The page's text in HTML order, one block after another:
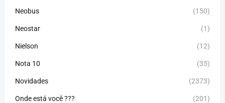
Neobus (150)
Neostar (1)
Nielson (12)
Nota 10 (35)
Novidades (2373)
Onde está você ??? (201)